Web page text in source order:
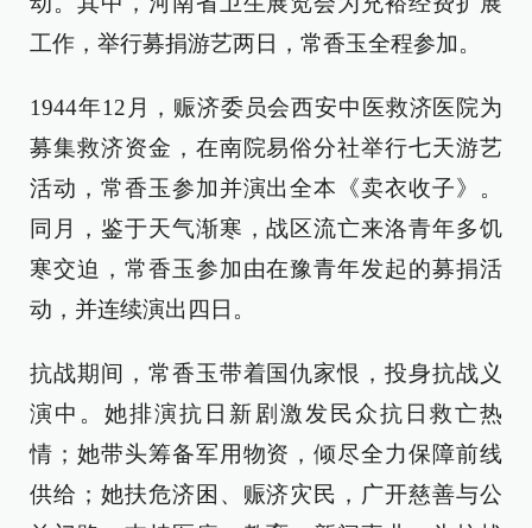
工作，举行募捐游艺两日，常香玉全程参加。
1944年12月，赈济委员会西安中医救济医院为
募集救济资金，在南院易俗分社举行七天游艺
活动，常香玉参加并演出全本《卖衣收子》。
同月，鉴于天气渐寒，战区流亡来洛青年多饥
寒交迫，常香玉参加由在豫青年发起的募捐活
动，并连续演出四日。
抗战期间，常香玉带着国仇家恨，投身抗战义
演中。她排演抗日新剧激发民众抗日救亡热
情；她带头筹备军用物资，倾尽全力保障前线
供给；她扶危济困、赈济灾民，广开慈善与公